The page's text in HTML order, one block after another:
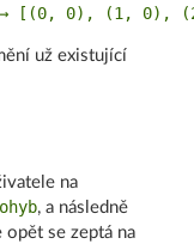
už existující
na
, a následně
opět se zeptá na